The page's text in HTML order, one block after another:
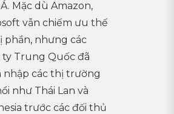
Mặc dù Amazon,
vẫn chiếm ưu thế
phần, nhưng các
ty Trung Quốc đã
nhập các thị trường
như Thái Lan và
trước các đối thủ